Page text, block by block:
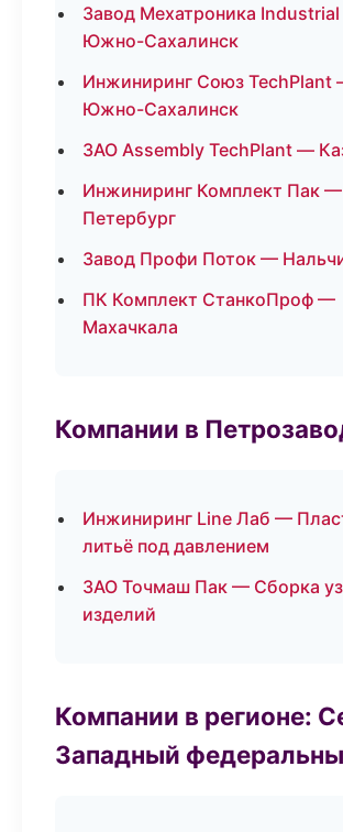
Завод Мехатроника
Южно-Сахалинск
Инжиниринг Союз TechPlant
Южно-Сахалинск
ЗАО Assembly TechPlant —
Инжиниринг Комплект Пак
Петербург
Завод Профи Поток —
ПК Комплект СтанкоПроф —
Махачкала
Компании в
Инжиниринг Line Лаб —
литьё под давлением
ЗАО Точмаш Пак — Сборка
изделий
Компании в регионе:
Западный